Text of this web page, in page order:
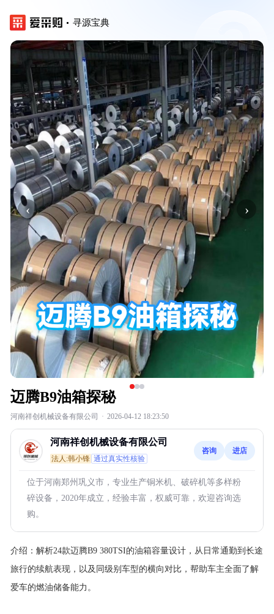
寻源宝典
‹ ›
迈腾B9油箱探秘
河南祥创机械设备有限公司 · 2026-04-12 18:23:50
河南祥创机械设备有限公司
法人:韩小锋 通过真实性核验
咨询 进店
位于河南郑州巩义市，专业生产铜米机、破碎机等多样粉
碎设备，2020年成立，经验丰富，权威可靠，欢迎咨询选
购。
介绍： 解析24款迈腾B9 380TSI的油箱容量设计，从日常通勤到长途
旅行的续航表现，以及同级别车型的横向对比，帮助车主全面了解
爱车的燃油储备能力。